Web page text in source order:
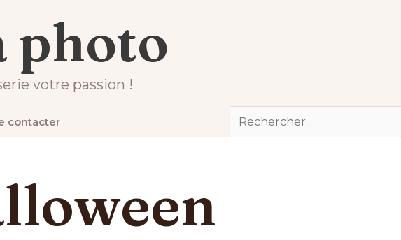
photo
votre passion !
contacter Rechercher